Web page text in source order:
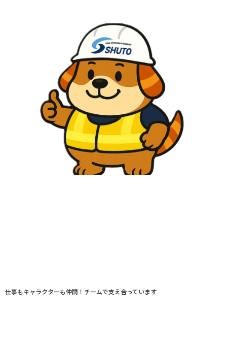
仕事もキャラクターも仲間！チームで支え合っています